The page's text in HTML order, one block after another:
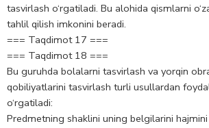
tasvirlash o‘rgatiladi. Bu alohida qismlarni
tahlil qilish imkonini beradi.
=== Taqdimot 17 ===
=== Taqdimot 18 ===
Bu guruhda bolalarni tasvirlash va yorqin
qobiliyatlarini tasvirlash turli usullardan
o‘rgatiladi:
Predmetning shaklini uning belgilarini